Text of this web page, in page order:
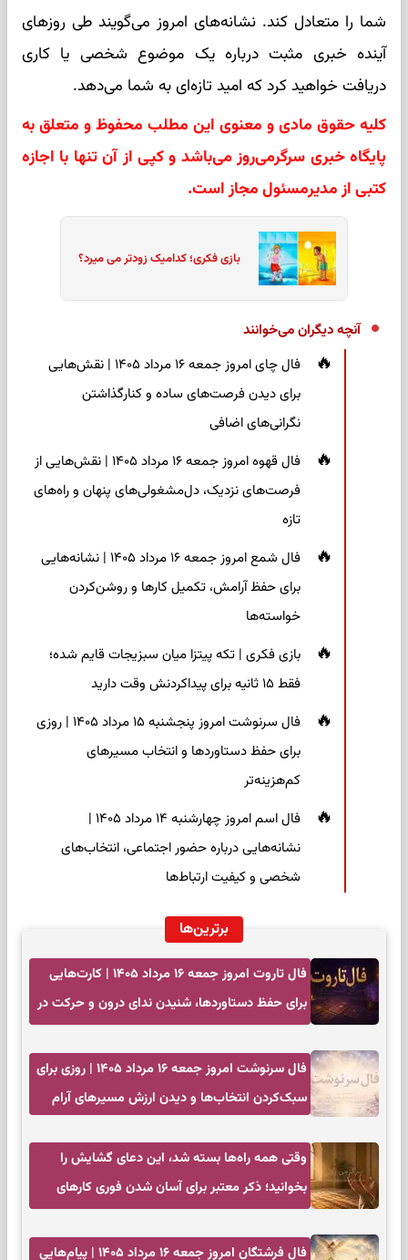
شما را متعادل کند. نشانه‌های امروز می‌گویند طی روزهای
آینده خبری مثبت درباره یک موضوع شخصی یا کاری
دریافت خواهید کرد که امید تازه‌ای به شما می‌دهد.
کلیه حقوق مادی و معنوی این مطلب محفوظ و متعلق به
پایگاه خبری سرگرمی‌روز می‌باشد و کپی از آن تنها با اجازه
کتبی از مدیرمسئول مجاز است.
بازی فکری؛ کدامیک زودتر می میرد؟
آنچه دیگران می‌خوانند
فال چای امروز جمعه ۱۶ مرداد ۱۴۰۵ | نقش‌هایی
برای دیدن فرصت‌های ساده و کنارگذاشتن
نگرانی‌های اضافی
فال قهوه امروز جمعه ۱۶ مرداد ۱۴۰۵ | نقش‌هایی از
فرصت‌های نزدیک، دل‌مشغولی‌های پنهان و راه‌های
تازه
فال شمع امروز جمعه ۱۶ مرداد ۱۴۰۵ | نشانه‌هایی
برای حفظ آرامش، تکمیل کارها و روشن‌کردن
خواسته‌ها
بازی فکری | تکه پیتزا میان سبزیجات قایم شده؛
فقط ۱۵ ثانیه برای پیداکردنش وقت دارید
فال سرنوشت امروز پنجشنبه ۱۵ مرداد ۱۴۰۵ | روزی
برای حفظ دستاوردها و انتخاب مسیرهای
کم‌هزینه‌تر
فال اسم امروز چهارشنبه ۱۴ مرداد ۱۴۰۵ |
نشانه‌هایی درباره حضور اجتماعی، انتخاب‌های
شخصی و کیفیت ارتباط‌ها
برترین‌ها
فال تاروت امروز جمعه ۱۶ مرداد ۱۴۰۵ | کارت‌هایی
برای حفظ دستاوردها، شنیدن ندای درون و حرکت در
فال سرنوشت امروز جمعه ۱۶ مرداد ۱۴۰۵ | روزی برای
سبک‌کردن انتخاب‌ها و دیدن ارزش مسیرهای آرام
وقتی همه راه‌ها بسته شد، این دعای گشایش را
بخوانید؛ ذکر معتبر برای آسان شدن فوری کارهای
فال فرشتگان امروز جمعه ۱۶ مرداد ۱۴۰۵ | پیام‌هایی